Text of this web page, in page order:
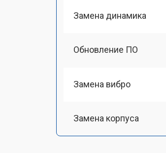
Замена динамика
Обновление ПО
Замена вибро
Замена корпуса